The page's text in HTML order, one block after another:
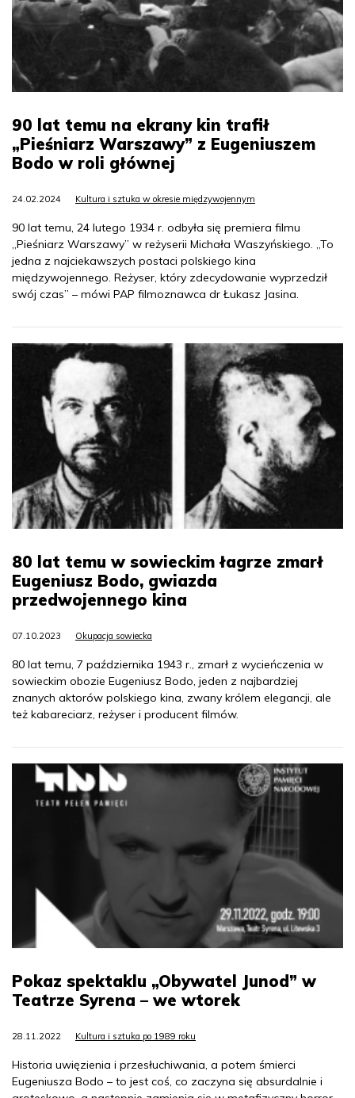
90 lat temu na ekrany kin trafił
„Pieśniarz Warszawy” z Eugeniuszem
Bodo w roli głównej
24.02.2024 Kultura i sztuka w okresie międzywojennym
90 lat temu, 24 lutego 1934 r. odbyła się premiera filmu
„Pieśniarz Warszawy” w reżyserii Michała Waszyńskiego. „To
jedna z najciekawszych postaci polskiego kina
międzywojennego. Reżyser, który zdecydowanie wyprzedził
swój czas” – mówi PAP filmoznawca dr Łukasz Jasina.
80 lat temu w sowieckim łagrze zmarł
Eugeniusz Bodo, gwiazda
przedwojennego kina
07.10.2023 Okupacja sowiecka
80 lat temu, 7 października 1943 r., zmarł z wycieńczenia w
sowieckim obozie Eugeniusz Bodo, jeden z najbardziej
znanych aktorów polskiego kina, zwany królem elegancji, ale
też kabareciarz, reżyser i producent filmów.
Pokaz spektaklu „Obywatel Junod” w
Teatrze Syrena – we wtorek
28.11.2022 Kultura i sztuka po 1989 roku
Historia uwięzienia i przesłuchiwania, a potem śmierci
Eugeniusza Bodo – to jest coś, co zaczyna się absurdalnie i